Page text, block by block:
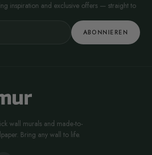
inspiration and exclusive offers — straight to
ABONNIEREN
wall murals and made-to-
Bring any wall to life.